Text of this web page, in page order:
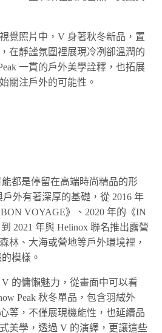
覺照片中，V 身著秋冬新品，置
在靜謐氛圍裡展現冷冽卻溫潤的
一貫的戶外美學詮釋，也拓展
關注戶外的可能性。
都是停留在高端時尚精品的形
外有著深厚的基礎，從 2016 年
VOYAGE》、2020 年的《IN
2021 年與 Helinox 聯名推出露營
林、大海或營地等戶外環境裡，
模樣。
的慵懶魅力，從畫面中可以看
Peak 秋冬單品，包含羽絨外
等，不僅展現機能性，也延續品
美學，透過 V 的演繹，更讓這些